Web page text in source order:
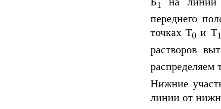
1
переднего
точках Т0 и Т
растворов
распределяем
Нижние
линии от